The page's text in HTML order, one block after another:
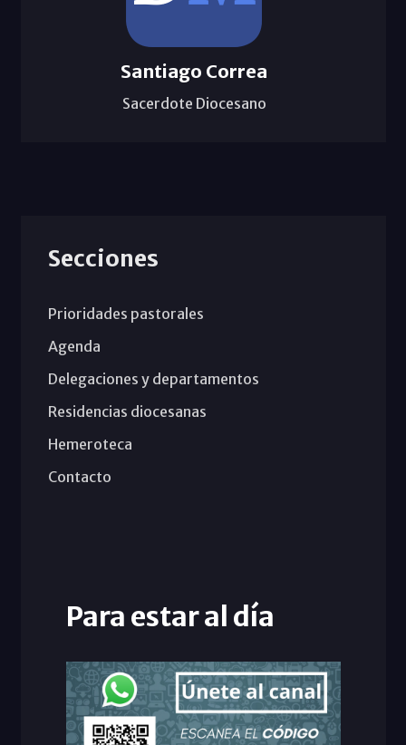
Santiago Correa
Sacerdote Diocesano
Secciones
Prioridades pastorales
Agenda
Delegaciones y departamentos
Residencias diocesanas
Hemeroteca
Contacto
Para estar al día